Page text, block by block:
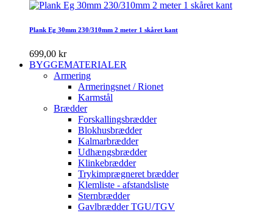
Plank Eg 30mm 230/310mm 2 meter 1 skåret kant
699,00 kr
BYGGEMATERIALER
Armering
Armeringsnet / Rionet
Karmstål
Brædder
Forskallingsbrædder
Blokhusbrædder
Kalmarbrædder
Udhængsbrædder
Klinkebrædder
Trykimprægneret brædder
Klemliste - afstandsliste
Sternbrædder
Gavlbrædder TGU/TGV